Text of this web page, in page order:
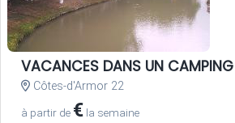
VACANCES DANS UN CAMPING
Côtes-d'Armor 22
à partir de € la semaine